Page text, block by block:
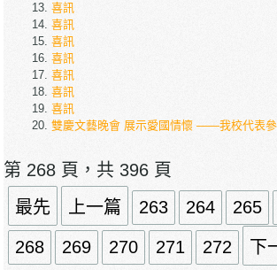
喜訊
喜訊
喜訊
喜訊
喜訊
喜訊
喜訊
雙慶文藝晚會 展示愛國情懷 ——我校代表參
第 268 頁，共 396 頁
最先
上一篇 263 264 265
268 269 270 271 272 下